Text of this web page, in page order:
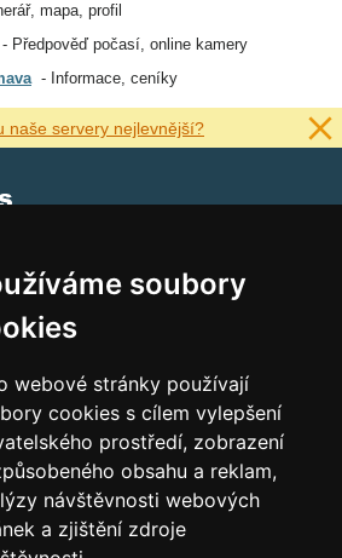
soubory
webové stránky používají
cookies s cílem vylepšení
prostředí, zobrazení
obsahu a reklam,
návštěvnosti webových
a zjištění zdroje
mapa, profil
Předpověď počasí, online kamery
Informace, ceníky
naše servery nejlevnější?
serveru
2025/26